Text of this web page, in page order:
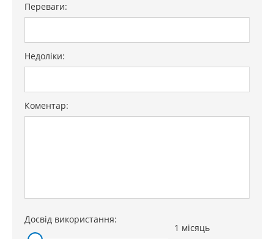
Переваги:
Недоліки:
Коментар:
Досвід використання:
1 місяць